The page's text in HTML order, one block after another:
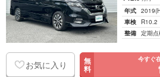
年式 2019
車検
R10.2
整備 定期
お気に入り 無
料
今すぐ